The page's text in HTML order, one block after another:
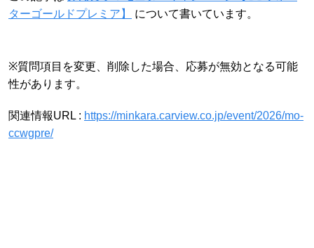
ターゴールドプレミア】
について書いています。
※質問項目を変更、削除した場合、応募が無効となる可能
性があります。
関連情報URL : https://minkara.carview.co.jp/event/2026/mo-
ccwgpre/